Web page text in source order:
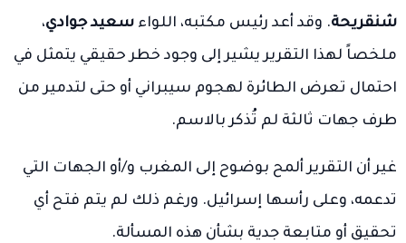
شنقريحة. وقد أعد رئيس مكتبه، اللواء سعيد جوادي،
ملخصاً لهذا التقرير يشير إلى وجود خطر حقيقي يتمثل في
احتمال تعرض الطائرة لهجوم سيبراني أو حتى لتدمير من
طرف جهات ثالثة لم تُذكر بالاسم.
غير أن التقرير ألمح بوضوح إلى المغرب و/أو الجهات التي
تدعمه، وعلى رأسها إسرائيل. ورغم ذلك لم يتم فتح أي
تحقيق أو متابعة جدية بشأن هذه المسألة.